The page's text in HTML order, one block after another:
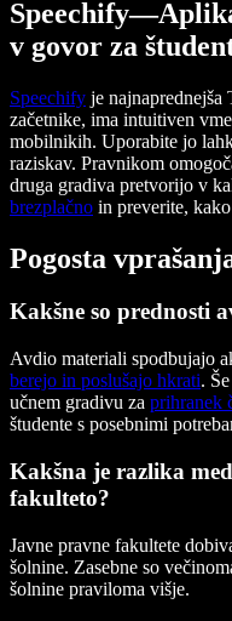
v govor za
Speechify je najnaprednejša
začetnike, ima intuitiven
mobilnikih. Uporabite jo
raziskav. Pravnikom
druga gradiva pretvorijo v
brezplačno in preverite,
Pogosta
Kakšne so prednosti
Avdio materiali spodbujajo
berejo in poslušajo hkrati.
učnem gradivu za prihranek
študente s posebnimi
Kakšna je razlika
fakulteto?
Javne pravne fakultete
šolnine. Zasebne so
šolnine praviloma višje.